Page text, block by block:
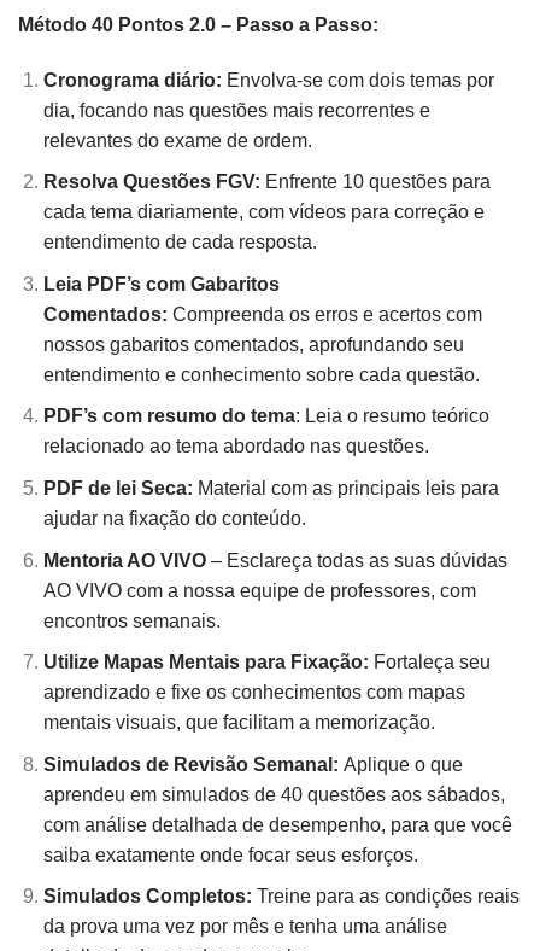
Método 40 Pontos 2.0 – Passo a Passo:
Cronograma diário: Envolva-se com dois temas por
dia, focando nas questões mais recorrentes e
relevantes do exame de ordem.
Resolva Questões FGV: Enfrente 10 questões para
cada tema diariamente, com vídeos para correção e
entendimento de cada resposta.
Leia PDF’s com Gabaritos
Comentados: Compreenda os erros e acertos com
nossos gabaritos comentados, aprofundando seu
entendimento e conhecimento sobre cada questão.
PDF’s com resumo do tema: Leia o resumo teórico
relacionado ao tema abordado nas questões.
PDF de lei Seca: Material com as principais leis para
ajudar na fixação do conteúdo.
Mentoria AO VIVO– Esclareça todas as suas dúvidas
AO VIVO com a nossa equipe de professores, com
encontros semanais.
Utilize Mapas Mentais para Fixação: Fortaleça seu
aprendizado e fixe os conhecimentos com mapas
mentais visuais, que facilitam a memorização.
Simulados de Revisão Semanal: Aplique o que
aprendeu em simulados de 40 questões aos sábados,
com análise detalhada de desempenho, para que você
saiba exatamente onde focar seus esforços.
Simulados Completos: Treine para as condições reais
da prova uma vez por mês e tenha uma análise